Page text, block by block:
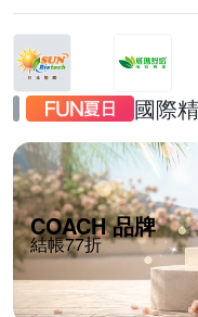
國際
COACH 品牌
結帳77折